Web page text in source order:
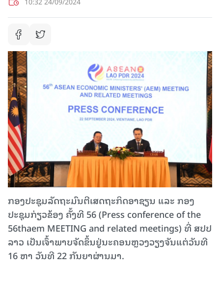
ກອງປະຊຸມລັດຖະມົນຕີເສດຖະກິດອາຊຽນ ແລະ ກອງ
ປະຊຸມກ່ຽວຂ້ອງ ຄັ້ງທີ 56 (Press conference of the
56thaem MEETING and related meetings) ທີ່ ສປປ
ລາວ ເປັນເຈົ້າພາບຈັດຂຶ້ນຢູ່ນະຄອນຫຼວງວຽງຈັນແຕ່ວັນທີ
16 ຫາ ວັນທີ 22 ກັນຍາຜ່ານມາ.